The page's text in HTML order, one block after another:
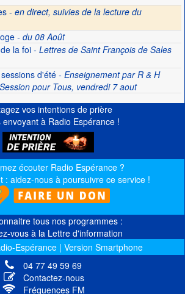
- en direct, suivies de la lecture du
- du 08 Août
la foi- Lettres de Saint François de Sales
d'été- Enseignement par R & H
pour Tous, vendredi 7 aout
vos intentions de prière
envoyant à Radio Espérance !
écouter Radio Espérance ?
: aidez-nous à poursuivre ce service !
tous nos programmes :
vous à la Lettre d'information
Espérance | Version Smartphone
04 77 49 59 69
Contactez-nous
Fréquences FM